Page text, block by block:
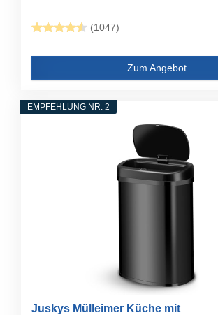
(1047)
Zum Angebot
EMPFEHLUNG NR. 2
Juskys Mülleimer Küche mit